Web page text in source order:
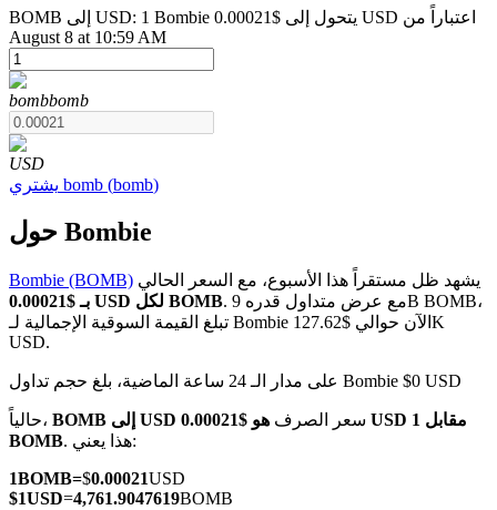
العقود الآجلة USDT
العقود الآجلة لـ COIN-M
العقود الآجلة للعملات المشفرة
TradFi
مشتقات الأسهم والعملات الأجنبية والمعادن الثمينة والسلع
BOMB إلى USD: 1 Bombie يتحول إلى $0.00021 USD اعتباراً من
August 8 at 10:59 AM
bombbomb
USD
يشتري bomb (bomb)
حول Bombie
Bombie (BOMB) يشهد ظل مستقراً هذا الأسبوع، مع السعر الحالي
بـ $0.00021 USD لكل BOMB. مع عرض متداول قدره 9B BOMB،
تبلغ القيمة السوقية الإجمالية لـ Bombie الآن حوالي $127.62K
USD.
على مدار الـ 24 ساعة الماضية، بلغ حجم تداول Bombie $0 USD
حالياً، BOMB إلى USD سعر الصرف
هو $0.00021 USD مقابل 1
BOMB
. هذا يعني:
1BOMB=$0.00021USD
$1USD=4,761.9047619BOMB